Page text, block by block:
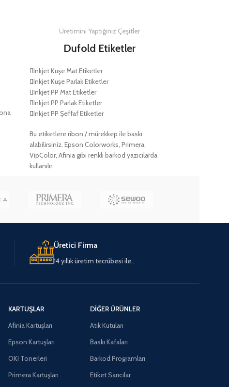
Üretimini Yaptığınız Çeşitler
Dufold Etiketler
Inkjet Kuşe Mat Etiketler
Inkjet Kuşe Parlak Etiketler
Inkjet PP Mat Etiketler
Inkjet PP Parlak Etiketler
Inkjet PP Şeffaf Etiketler
Bu etiketlere ribon / mürekkep ile baskı
alabilirsiniz. Epson Colorworks, Primera,
VipColor, Afinia gibi renkli barkod yazıcılarda
kullanılır.
Üretici Firma
14 yıllık üretim tecrübesi ile..
KARTUŞLAR
Afinia Kartuşları
Epson Kartuşları
OKI Tonerleri
Primera Kartuşları
DIĞER ÜRÜNLER
Atık Kutuları
Baskı Kafaları
Barkod Programları
Etiket Sarıcılar